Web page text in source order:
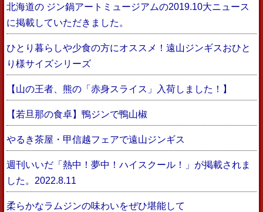
北海道の ジン鍋アートミュージアムの2019.10大ニュース
に掲載していただきました。
ひとり暮らしや少食の方にオススメ！遠山ジンギスおひと
り様サイズシリーズ
【山の王者、熊の「赤身スライス」入荷しました！】
【若旦那の食卓】鴨ジンで鴨山椒
やるき茶屋・甲信越フェアで遠山ジンギス
週刊いいだ「熱中！夢中！ハイスクール！」が掲載されま
した。2022.8.11
柔らかなラムジンの味わいをぜひ堪能して